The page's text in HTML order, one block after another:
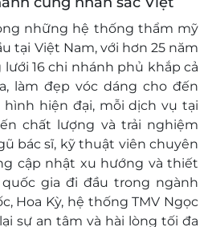
những hệ thống thẩm mỹ
tại Việt Nam, với hơn 25 năm
16 chi nhánh phủ khắp cả
làm đẹp vóc dáng cho đến
hiện đại, mỗi dịch vụ tại
chất lượng và trải nghiệm
bác sĩ, kỹ thuật viên chuyên
cập nhật xu hướng và thiết
gia đi đầu trong ngành
Hoa Kỳ, hệ thống TMV Ngọc
sự an tâm và hài lòng tối đa